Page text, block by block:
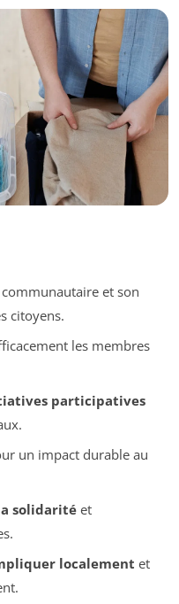
communautaire et son
citoyens.
les membres
participatives
un impact durable au
solidaritéet
localement et